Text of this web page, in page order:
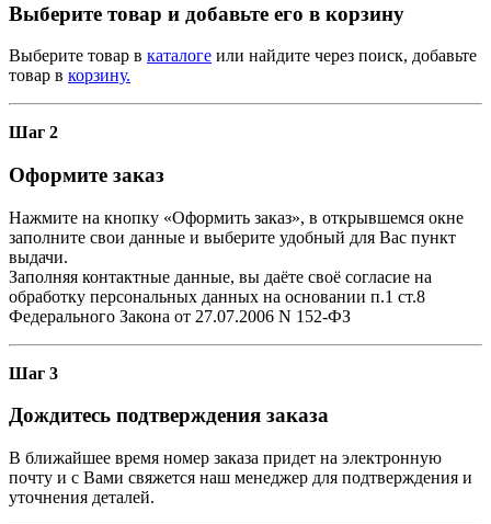
Выберите товар и добавьте его в корзину
Выберите товар в каталоге или найдите через поиск, добавьте
товар в корзину.
Шаг 2
Оформите заказ
Нажмите на кнопку «Оформить заказ», в открывшемся окне
заполните свои данные и выберите удобный для Вас пункт
выдачи.
Заполняя контактные данные, вы даёте своё согласие на
обработку персональных данных на основании п.1 ст.8
Федерального Закона от 27.07.2006 N 152-ФЗ
Шаг 3
Дождитесь подтверждения заказа
В ближайшее время номер заказа придет на электронную
почту и с Вами свяжется наш менеджер для подтверждения и
уточнения деталей.